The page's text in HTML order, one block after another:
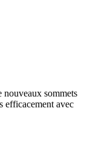
nouveaux sommets
efficacement avec